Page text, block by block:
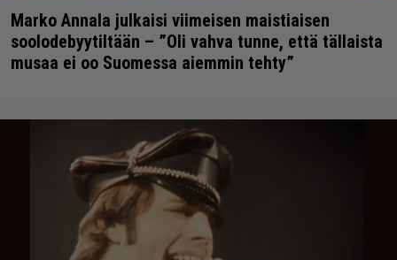
Marko Annala julkaisi viimeisen maistiaisen
soolodebyytiltään – ”Oli vahva tunne, että tällaista
musaa ei oo Suomessa aiemmin tehty”